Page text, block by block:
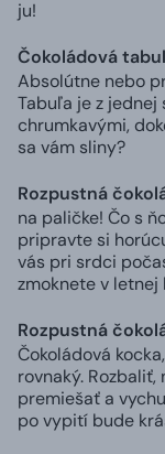
ju!
Čokoládová
Absolútne nebo
Tabuľa je z
chrumkavými,
sa vám sliny?
Rozpustná
na paličke! Čo s
pripravte si
vás pri srdci
zmoknete v letnej
Rozpustná
Čokoládová
rovnaký.
premiešať a
po vypití bude